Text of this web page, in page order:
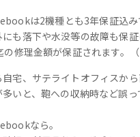
は2機種とも3年保証込み
にも落下や水没等の故障も保
修理金額が保証されます。（
宅、サテライトオフィスか
いと、鞄への収納時など誤
なら。